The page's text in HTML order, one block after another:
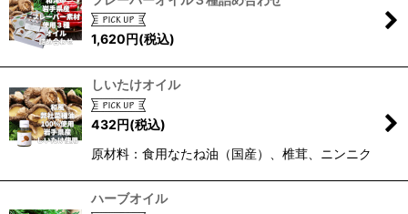
1,620円(税込)
しいたけオイル
432円(税込)
原材料：食用なたね油（国産）、椎茸、ニンニク
ハーブオイル